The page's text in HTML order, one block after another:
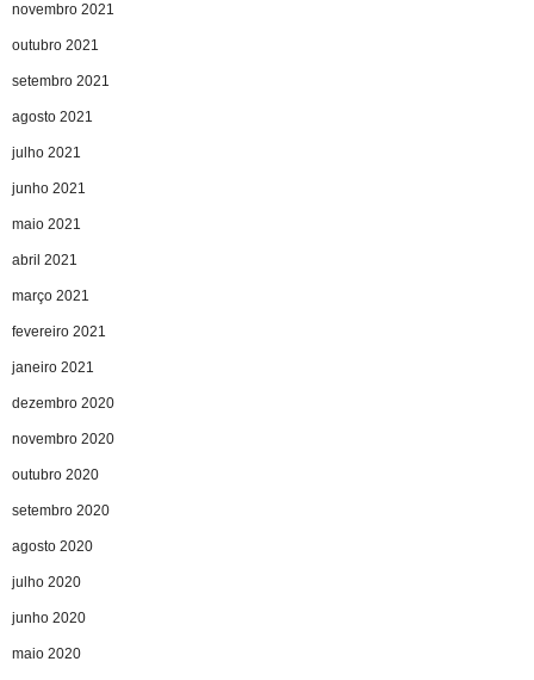
novembro 2021
outubro 2021
setembro 2021
agosto 2021
julho 2021
junho 2021
maio 2021
abril 2021
março 2021
fevereiro 2021
janeiro 2021
dezembro 2020
novembro 2020
outubro 2020
setembro 2020
agosto 2020
julho 2020
junho 2020
maio 2020